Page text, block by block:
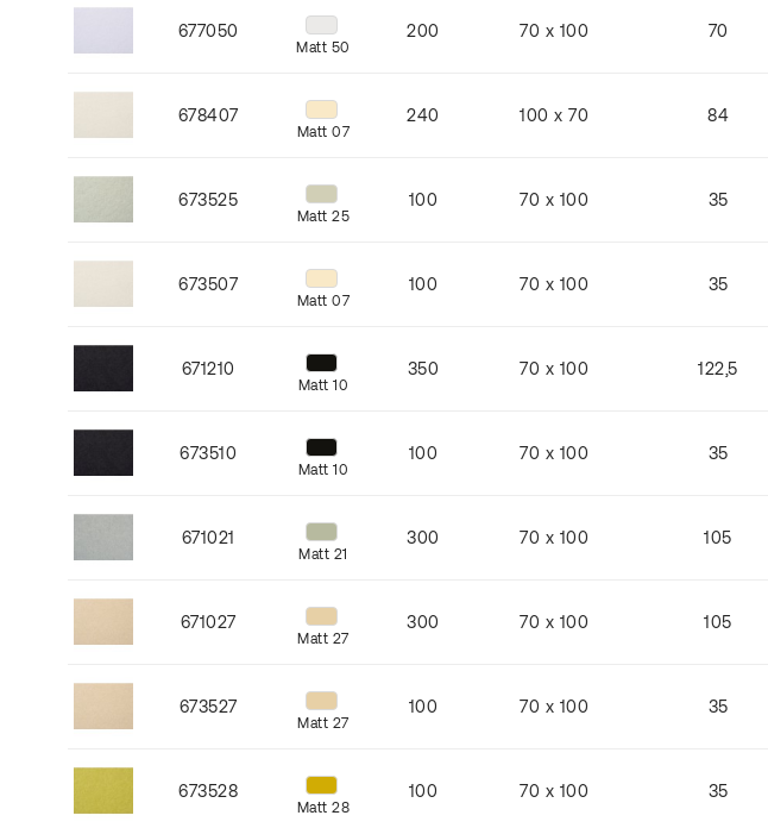
677050
Matt 50
200 70 x 100 70
678407
Matt 07
240 100 x 70 84
673525
Matt 25
100 70 x 100 35
673507
Matt 07
100 70 x 100 35
671210
Matt 10
350 70 x 100 122,5
673510
Matt 10
100 70 x 100 35
671021
Matt 21
300 70 x 100 105
671027
Matt 27
300 70 x 100 105
673527
Matt 27
100 70 x 100 35
673528
Matt 28
100 70 x 100 35